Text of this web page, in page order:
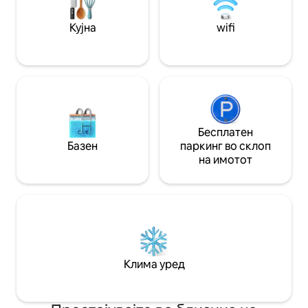
велосипеди, а на 3,8 km возење од
езерото Лора, продавницата за
сладолед Smiley’s, таверната Burn
оставите
зад себе и да
време на
Кујна wifi
Базен
Бесплатен
паркинг во склоп
на имотот
Клима уред